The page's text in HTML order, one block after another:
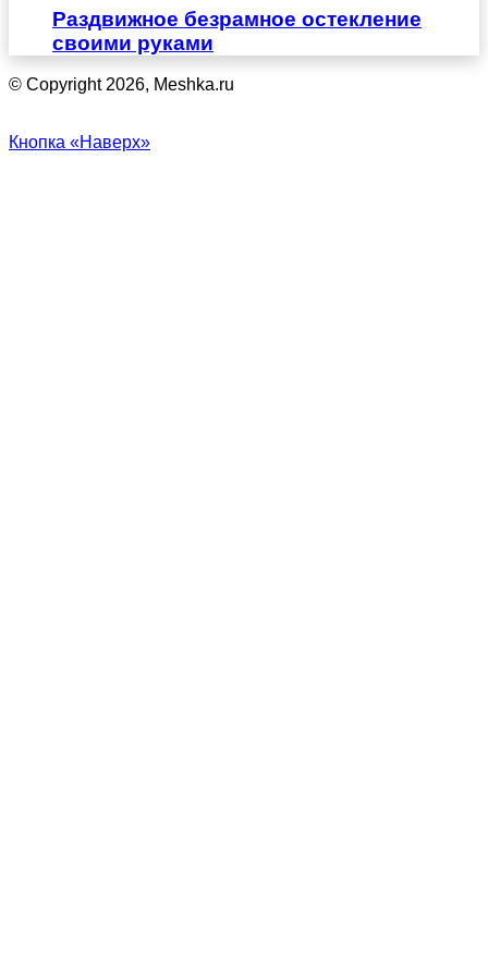
Раздвижное безрамное остекление
своими руками
© Copyright 2026, Meshka.ru
Кнопка «Наверх»